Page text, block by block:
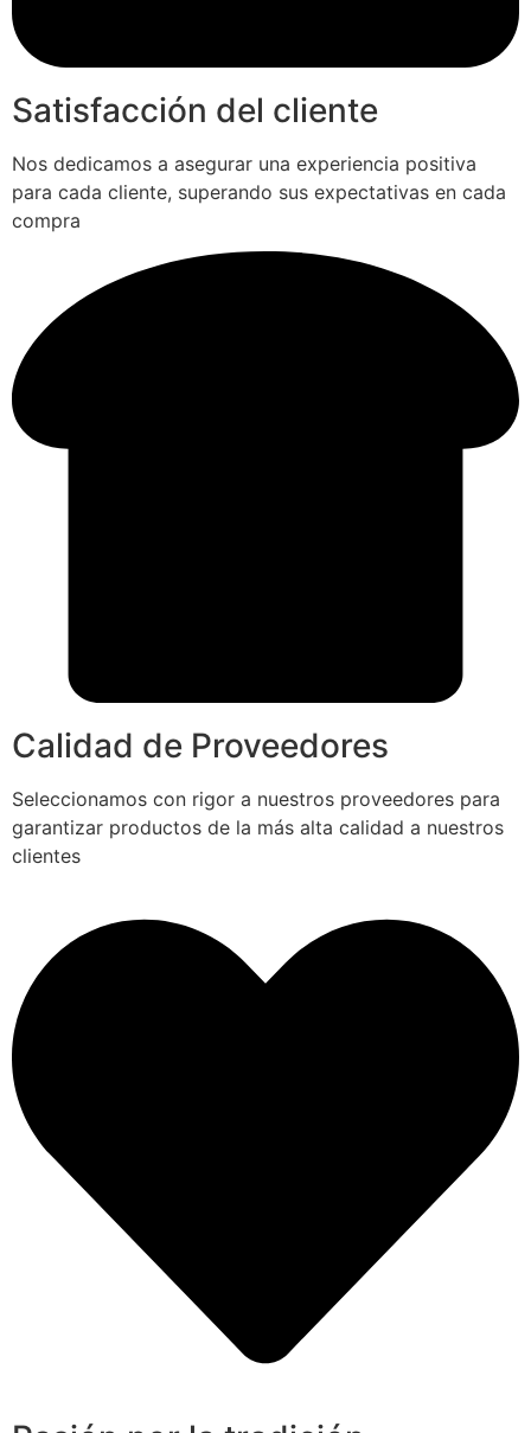
Satisfacción del cliente
Nos dedicamos a asegurar una experiencia positiva
para cada cliente, superando sus expectativas en cada
compra
Calidad de Proveedores
Seleccionamos con rigor a nuestros proveedores para
garantizar productos de la más alta calidad a nuestros
clientes